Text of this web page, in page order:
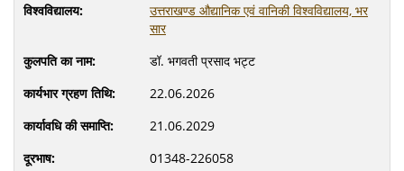
उत्तराखण्ड औद्यानिक एवं वानिकी विश्वविद्यालय, भर
सार
डॉ. भगवती प्रसाद भट्ट
22.06.2026
21.06.2029
01348-226058